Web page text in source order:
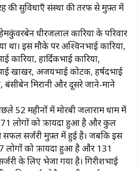
की सुविधाएँ संस्था की तरफ से मुफ़्त में
धीरजलाल कारिया के परिवार
था। इस मौके पर अश्विनभाई कारिया,
कारिया, हार्दिकभाई कारिया,
खाखर, अजयभाई कोटक, हर्षदभाई
​​बंसीबेन मिरानी और दूसरे जाने-माने
52 महीनों में मोरबी जलाराम धाम में
लोगों को फ़ायदा हुआ है और कुल
सर्जरी मुफ़्त में हुई है। जबकि इस
को फ़ायदा हुआ है और 131
के लिए भेजा गया है। गिरीशभाई